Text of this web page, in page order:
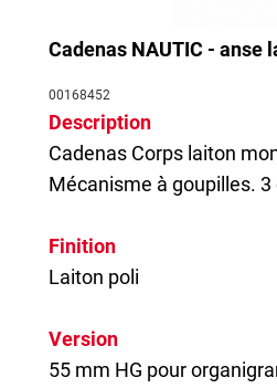
Cadenas NAUTIC - anse
00168452
Description
Cadenas Corps laiton
Mécanisme à goupilles. 3
Finition
Laiton poli
Version
55 mm HG pour